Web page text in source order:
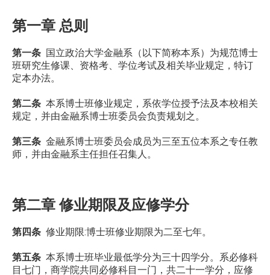
第一章 总则
第一条 国立政治大学金融系（以下简称本系）为规范博士
班研究生修课、资格考、学位考试及相关毕业规定，特订
定本办法。
第二条 本系博士班修业规定，系依学位授予法及本校相关
规定，并由金融系博士班委员会负责规划之。
第三条 金融系博士班委员会成员为三至五位本系之专任教
师，并由金融系主任担任召集人。
第二章 修业期限及应修学分
第四条 修业期限:博士班修业期限为二至七年。
第五条 本系博士班毕业最低学分为三十四学分。系必修科
目七门，商学院共同必修科目一门，共二十一学分，应修